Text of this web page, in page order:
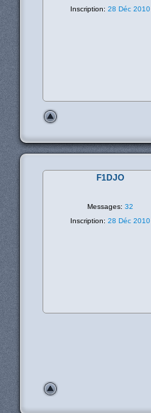
Inscription: 28 Déc 2010
F1DJO
Messages: 32
Inscription: 28 Déc 2010